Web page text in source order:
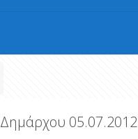
05.07.2012